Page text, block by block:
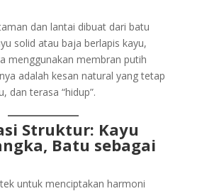
dan lantai dibuat dari batu
solid atau baja berlapis kayu,
menggunakan membran putih
adalah kesan natural yang tetap
dan terasa “hidup”.
Struktur: Kayu
Batu sebagai
untuk menciptakan harmoni